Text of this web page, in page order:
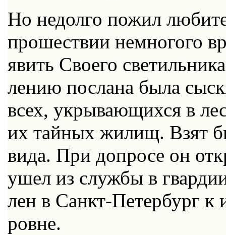
Но недол­го по­жил
про­ше­ствии немно­го­го
явить Сво­е­го
ле­нию по­сла­на бы­ла
всех, укры­ва­ю­щих­ся в
их тай­ных жи­лищ. Взят
ви­да. При до­про­се он
ушел из служ­бы в
лен в Санкт-Пе­тер­бург
ровне.